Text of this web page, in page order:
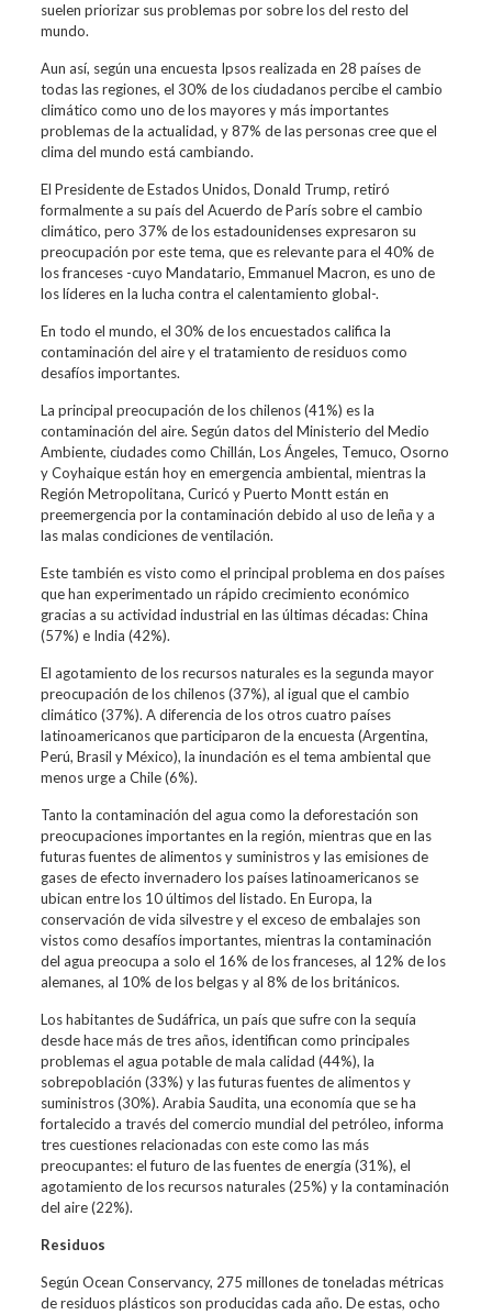
suelen priorizar sus problemas por sobre los del resto del
mundo.
Aun así, según una encuesta Ipsos realizada en 28 países de
todas las regiones, el 30% de los ciudadanos percibe el cambio
climático como uno de los mayores y más importantes
problemas de la actualidad, y 87% de las personas cree que el
clima del mundo está cambiando.
El Presidente de Estados Unidos, Donald Trump, retiró
formalmente a su país del Acuerdo de París sobre el cambio
climático, pero 37% de los estadounidenses expresaron su
preocupación por este tema, que es relevante para el 40% de
los franceses -cuyo Mandatario, Emmanuel Macron, es uno de
los líderes en la lucha contra el calentamiento global-.
En todo el mundo, el 30% de los encuestados califica la
contaminación del aire y el tratamiento de residuos como
desafíos importantes.
La principal preocupación de los chilenos (41%) es la
contaminación del aire. Según datos del Ministerio del Medio
Ambiente, ciudades como Chillán, Los Ángeles, Temuco, Osorno
y Coyhaique están hoy en emergencia ambiental, mientras la
Región Metropolitana, Curicó y Puerto Montt están en
preemergencia por la contaminación debido al uso de leña y a
las malas condiciones de ventilación.
Este también es visto como el principal problema en dos países
que han experimentado un rápido crecimiento económico
gracias a su actividad industrial en las últimas décadas: China
(57%) e India (42%).
El agotamiento de los recursos naturales es la segunda mayor
preocupación de los chilenos (37%), al igual que el cambio
climático (37%). A diferencia de los otros cuatro países
latinoamericanos que participaron de la encuesta (Argentina,
Perú, Brasil y México), la inundación es el tema ambiental que
menos urge a Chile (6%).
Tanto la contaminación del agua como la deforestación son
preocupaciones importantes en la región, mientras que en las
futuras fuentes de alimentos y suministros y las emisiones de
gases de efecto invernadero los países latinoamericanos se
ubican entre los 10 últimos del listado. En Europa, la
conservación de vida silvestre y el exceso de embalajes son
vistos como desafíos importantes, mientras la contaminación
del agua preocupa a solo el 16% de los franceses, al 12% de los
alemanes, al 10% de los belgas y al 8% de los británicos.
Los habitantes de Sudáfrica, un país que sufre con la sequía
desde hace más de tres años, identifican como principales
problemas el agua potable de mala calidad (44%), la
sobrepoblación (33%) y las futuras fuentes de alimentos y
suministros (30%). Arabia Saudita, una economía que se ha
fortalecido a través del comercio mundial del petróleo, informa
tres cuestiones relacionadas con este como las más
preocupantes: el futuro de las fuentes de energía (31%), el
agotamiento de los recursos naturales (25%) y la contaminación
del aire (22%).
Residuos
Según Ocean Conservancy, 275 millones de toneladas métricas
de residuos plásticos son producidas cada año. De estas, ocho